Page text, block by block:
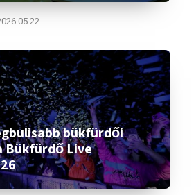
bükfürdői
Bükfürdő Live